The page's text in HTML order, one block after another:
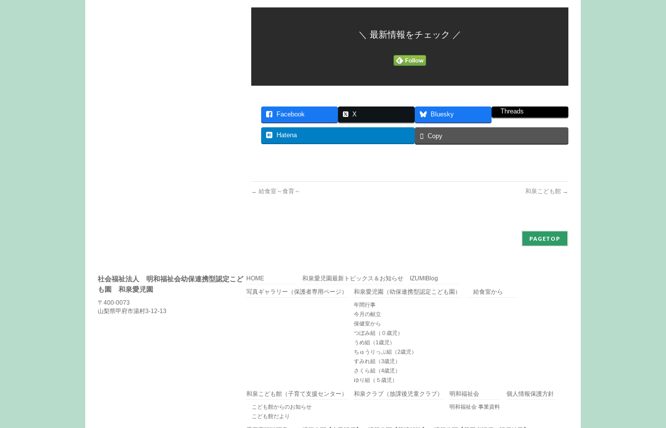
＼ 最新情報をチェック ／
Facebook X Bluesky Threads
Hatena Copy
← 給食室～食育～ 和泉こども館 →
PAGETOP
社会福祉法人 明和福祉会幼保連携型認定こど
も園 和泉愛児園
〒400-0073
山梨県甲府市湯村3-12-13
HOME 和泉愛児園最新トピックス＆お知らせ
IZUMIBlog
写真ギャラリー（保護者専用ページ）
和泉愛児園（幼保連携型認定こども園）
年間行事
今月の献立
保健室から
つぼみ組（０歳児）
うめ組（1歳児）
ちゅうりっぷ組（2歳児）
すみれ組（3歳児）
さくら組（4歳児）
ゆり組（５歳児）
給食室から
和泉こども館（子育て支援センター）
こども館からのお知らせ
こども館だより
和泉クラブ（放課後児童クラブ） 明和福祉会
明和福祉会 事業資料
個人情報保護方針